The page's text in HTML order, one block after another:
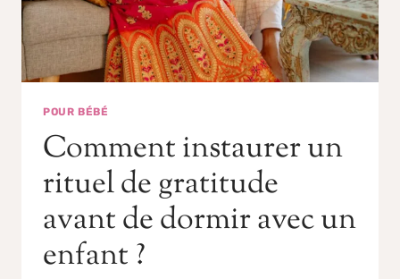
POUR BÉBÉ
Comment instaurer un
rituel de gratitude
avant de dormir avec un
enfant ?